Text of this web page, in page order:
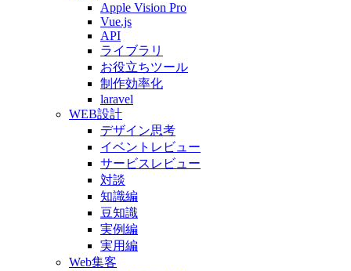
Apple Vision Pro
Vue.js
API
ライブラリ
お役立ちツール
制作効率化
laravel
WEB設計
デザイン思考
イベントレビュー
サービスレビュー
対談
知識編
豆知識
実例編
実用編
Web集客